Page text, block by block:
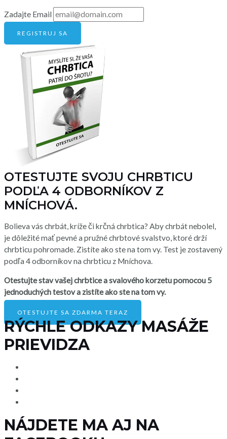
Zadajte Email
REGISTRUJ SA
OTESTUJTE SVOJU CHRBTICU
PODĽA 4 ODBORNÍKOV Z
MNÍCHOVÁ.
Bolieva vás chrbát, kríže či krčná chrbtica? Aby chrbát nebolel,
je dôležité mať pevné a pružné chrbtové svalstvo, ktoré drží
chrbticu pohromade. Zistíte ako ste na tom vy. Test je zostavený
podľa 4 odborníkov na chrbticu z Mníchova.
Otestujte stav vašej chrbtice a svalového korzetu pomocou 5
jednoduchých testov a zistíte ako ste na tom vy.
OTESTUJTE SA ZDARMA TERAZ
RÝCHLE ODKAZY MASÁŽE
PRIEVIDZA
NÁJDETE MA AJ NA